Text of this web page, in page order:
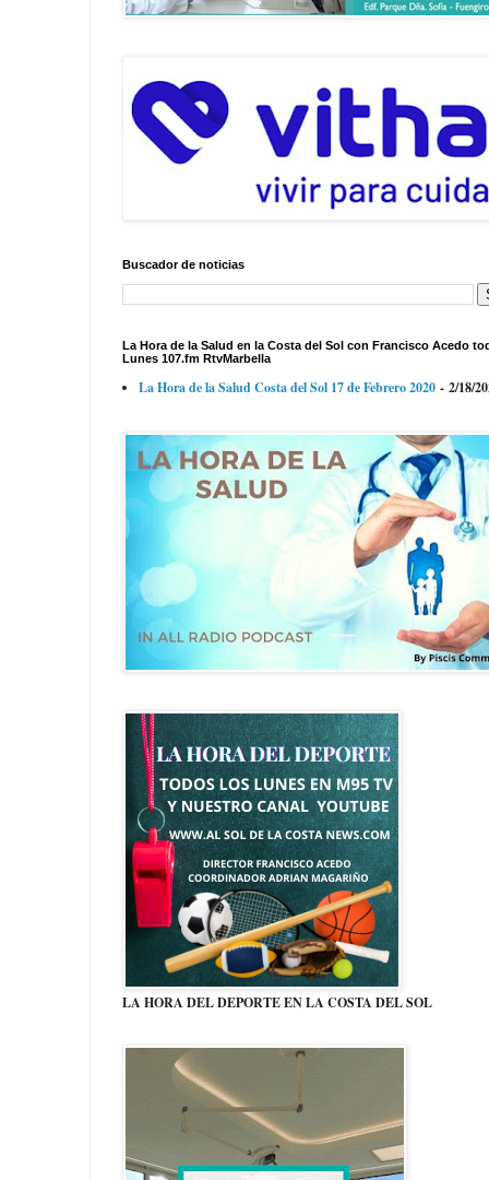
Buscador de noticias
La Hora de la Salud en la Costa del Sol con Francisco Acedo
Lunes 107.fm RtvMarbella
La Hora de la Salud Costa del Sol 17 de Febrero 2020 - 2/18/
LA HORA DEL DEPORTE EN LA COSTA DEL SOL